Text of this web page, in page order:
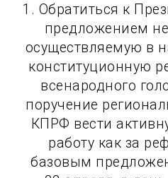
1. Обратиться к
предложением
осуществляемую в
конституционную
всенародного
поручение
КПРФ вести
работу как за
базовым